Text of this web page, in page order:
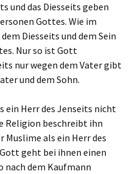
und das Diesseits geben
Gottes. Wie im
Diesseits und dem Sein
Nur so ist Gott
nur wegen dem Vater gibt
und dem Sohn.
ein Herr des Jenseits nicht
Religion beschreibt ihn
als ein Herr des
geht bei ihnen einen
nach dem Kaufmann